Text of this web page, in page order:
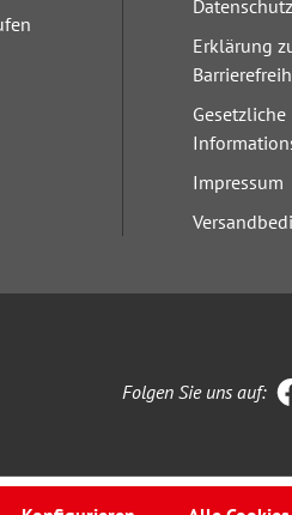
Datenschutz
Erklärung
Gesetzliche
Impressum
Folgen Sie uns auf: